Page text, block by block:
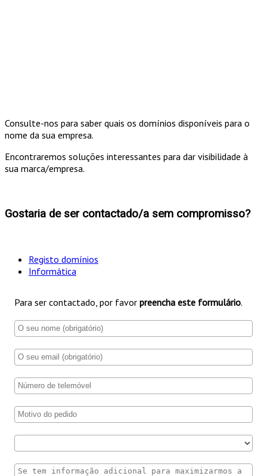
Consulte-nos para saber quais os domínios disponíveis para o
nome da sua empresa.
Encontraremos soluções interessantes para dar visibilidade à
sua marca/empresa.
Gostaria de ser contactado/a sem compromisso?
Registo domínios
Informática
Para ser contactado, por favor preencha este formulário.